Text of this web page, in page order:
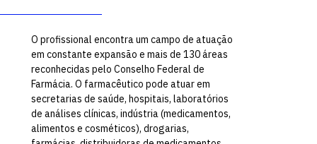
O profissional encontra um campo de atuação
em constante expansão e mais de 130 áreas
reconhecidas pelo Conselho Federal de
Farmácia. O farmacêutico pode atuar em
secretarias de saúde, hospitais, laboratórios
de análises clínicas, indústria (medicamentos,
alimentos e cosméticos), drogarias,